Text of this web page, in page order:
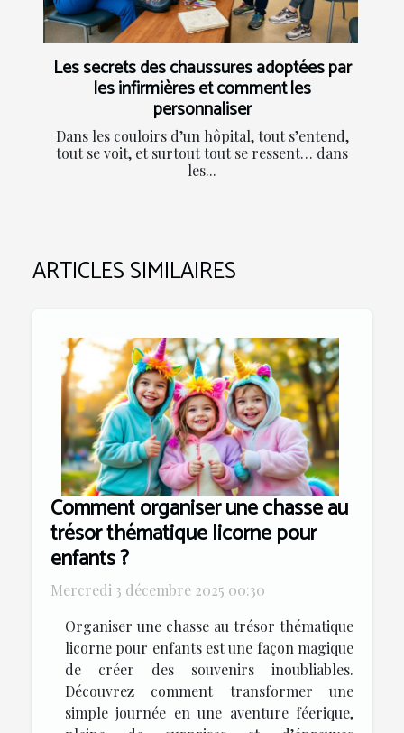
Les secrets des chaussures adoptées par
les infirmières et comment les
personnaliser
Dans les couloirs d’un hôpital, tout s’entend,
tout se voit, et surtout tout se ressent… dans
les...
ARTICLES SIMILAIRES
Comment organiser une chasse au
trésor thématique licorne pour
enfants ?
Mercredi 3 décembre 2025 00:30
Organiser une chasse au trésor thématique
licorne pour enfants est une façon magique
de créer des souvenirs inoubliables.
Découvrez comment transformer une
simple journée en une aventure féerique,